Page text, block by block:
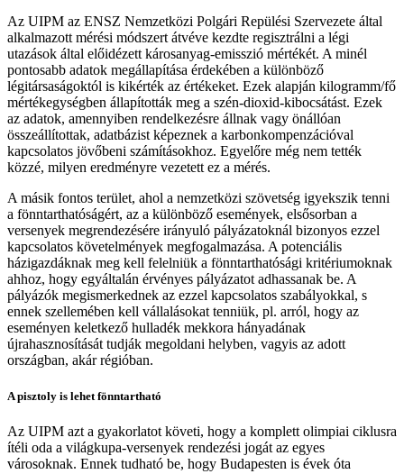
Az UIPM az ENSZ Nemzetközi Polgári Repülési Szervezete által
alkalmazott mérési módszert átvéve kezdte regisztrálni a légi
utazások által előidézett károsanyag-emisszió mértékét. A minél
pontosabb adatok megállapítása érdekében a különböző
légitársaságoktól is kikérték az értékeket. Ezek alapján kilogramm/fő
mértékegységben állapították meg a szén-dioxid-kibocsátást. Ezek
az adatok, amennyiben rendelkezésre állnak vagy önállóan
összeállítottak, adatbázist képeznek a karbonkompenzációval
kapcsolatos jövőbeni számításokhoz. Egyelőre még nem tették
közzé, milyen eredményre vezetett ez a mérés.
A másik fontos terület, ahol a nemzetközi szövetség igyekszik tenni
a fönntarthatóságért, az a különböző események, elsősorban a
versenyek megrendezésére irányuló pályázatoknál bizonyos ezzel
kapcsolatos követelmények megfogalmazása. A potenciális
házigazdáknak meg kell felelniük a fönntarthatósági kritériumoknak
ahhoz, hogy egyáltalán érvényes pályázatot adhassanak be. A
pályázók megismerkednek az ezzel kapcsolatos szabályokkal, s
ennek szellemében kell vállalásokat tenniük, pl. arról, hogy az
eseményen keletkező hulladék mekkora hányadának
újrahasznosítását tudják megoldani helyben, vagyis az adott
országban, akár régióban.
A pisztoly is lehet fönntartható
Az UIPM azt a gyakorlatot követi, hogy a komplett olimpiai ciklusra
ítéli oda a világkupa-versenyek rendezési jogát az egyes
városoknak. Ennek tudható be, hogy Budapesten is évek óta